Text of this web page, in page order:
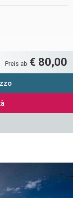
Preis ab € 80,00